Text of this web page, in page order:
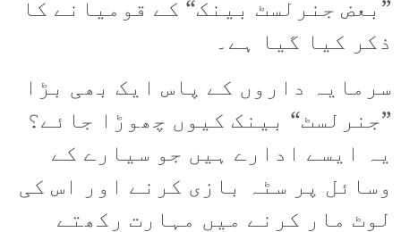
”بعض جنرلسٹ بینک“ کے قومیانے کا
ذکر کیا گیا ہے۔
سرمایہ داروں کے پاس ایک بھی بڑا
”جنرلسٹ“ بینک کیوں چھوڑا جائے؟
یہ ایسے ادارے ہیں جو سیارے کے
وسائل پر سٹہ بازی کرنے اور اس کی
لوٹ مار کرنے میں مہارت رکھتے